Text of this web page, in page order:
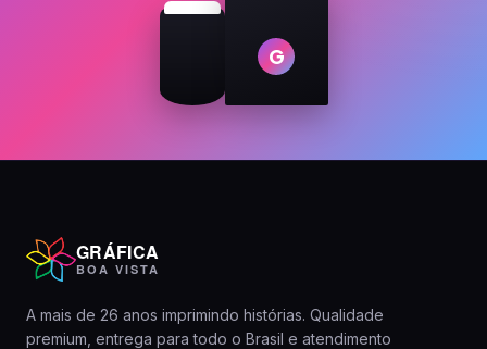
G
GRÁFICA
BOA VISTA
A mais de 26 anos imprimindo histórias. Qualidade
premium, entrega para todo o Brasil e atendimento